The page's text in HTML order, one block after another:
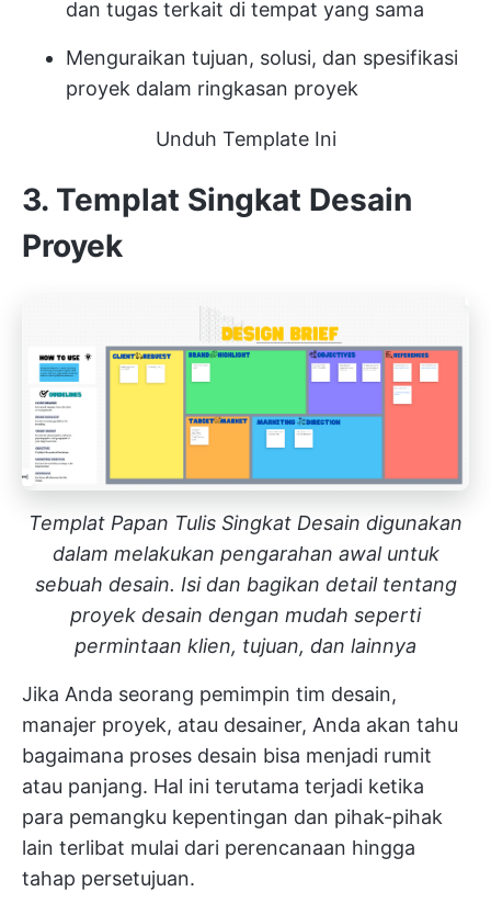
dan tugas terkait di tempat yang sama
Menguraikan tujuan, solusi, dan spesifikasi
proyek dalam ringkasan proyek
Unduh Template Ini
3. Templat Singkat Desain
Proyek
Templat Papan Tulis Singkat Desain digunakan
dalam melakukan pengarahan awal untuk
sebuah desain. Isi dan bagikan detail tentang
proyek desain dengan mudah seperti
permintaan klien, tujuan, dan lainnya
Jika Anda seorang pemimpin tim desain,
manajer proyek, atau desainer, Anda akan tahu
bagaimana proses desain bisa menjadi rumit
atau panjang. Hal ini terutama terjadi ketika
para pemangku kepentingan dan pihak-pihak
lain terlibat mulai dari perencanaan hingga
tahap persetujuan.